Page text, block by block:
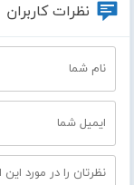
نظرات کاربران